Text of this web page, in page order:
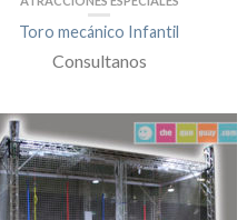
Toro mecánico Infantil
Consultanos